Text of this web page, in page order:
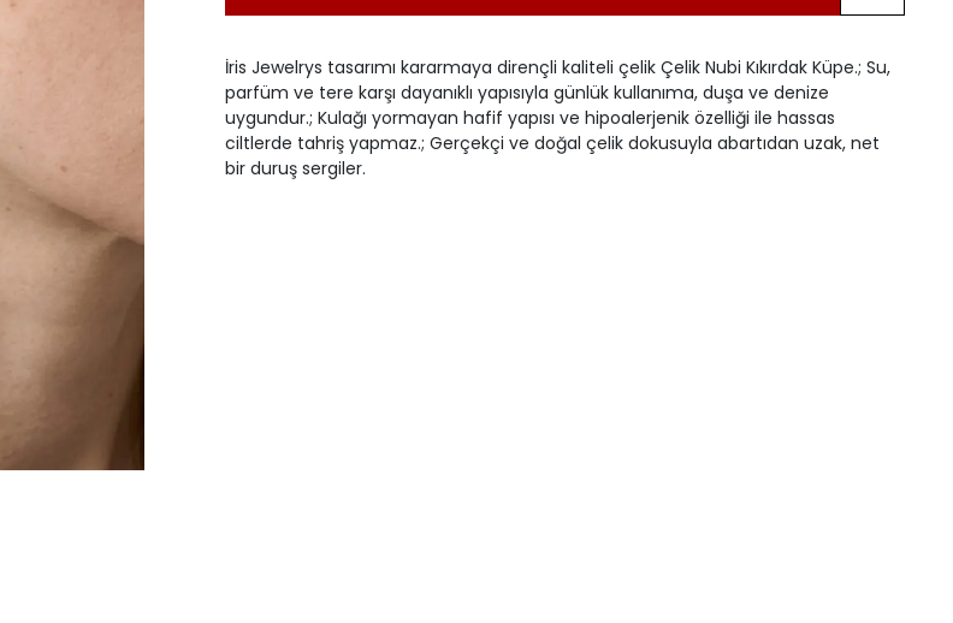
İris Jewelrys tasarımı kararmaya dirençli kaliteli çelik Çelik Nubi Kıkırdak Küpe.; Su,
parfüm ve tere karşı dayanıklı yapısıyla günlük kullanıma, duşa ve denize
uygundur.; Kulağı yormayan hafif yapısı ve hipoalerjenik özelliği ile hassas
ciltlerde tahriş yapmaz.; Gerçekçi ve doğal çelik dokusuyla abartıdan uzak, net
bir duruş sergiler.